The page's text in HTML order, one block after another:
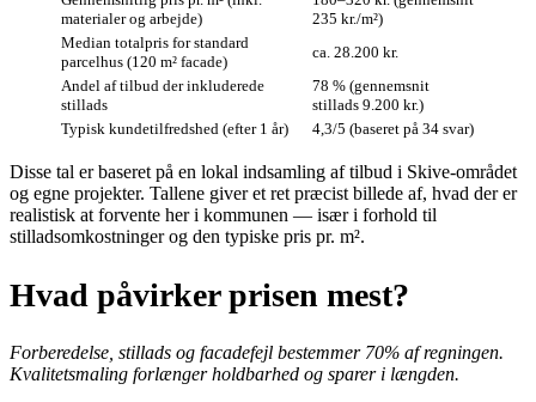
materialer og arbejde)
235 kr./m²)
Median totalpris for standard
parcelhus (120 m² facade)
ca. 28.200 kr.
Andel af tilbud der inkluderede
stillads
78 % (gennemsnit
stillads 9.200 kr.)
Typisk kundetilfredshed (efter 1 år)
4,3/5 (baseret på 34 svar)
Disse tal er baseret på en lokal indsamling af tilbud i Skive-området
og egne projekter. Tallene giver et ret præcist billede af, hvad der er
realistisk at forvente her i kommunen — især i forhold til
stilladsomkostninger og den typiske pris pr. m².
Hvad påvirker prisen mest?
Forberedelse, stillads og facadefejl bestemmer 70% af regningen.
Kvalitetsmaling forlænger holdbarhed og sparer i længden.